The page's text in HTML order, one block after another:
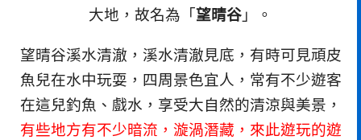
大地，故名為「 望晴谷 」。
望晴谷溪水清澈，溪水清澈見底，有時可見頑皮
魚兒在水中玩耍，四周景色宜人，常有不少遊客
在這兒釣魚、戲水，享受大自然的清涼與美景，
有些地方有不少暗流，漩渦潛藏，來此遊玩的遊